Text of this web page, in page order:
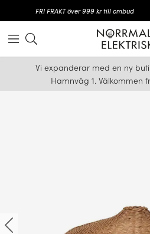
FRI FRAKT över 999 kr till ombud
Vi expanderar med en ny
Hamnväg 1. Välkommen